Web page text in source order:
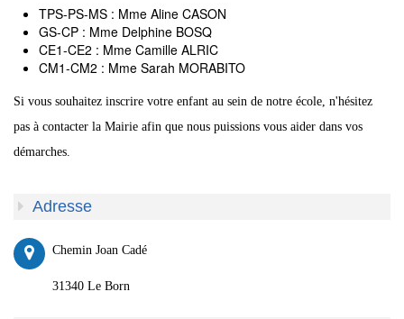
TPS-PS-MS : Mme Aline CASON
GS-CP : Mme Delphine BOSQ
CE1-CE2 : Mme Camille ALRIC
CM1-CM2 : Mme Sarah MORABITO
Si vous souhaitez inscrire votre enfant au sein de notre école, n'hésitez
pas à contacter la Mairie afin que nous puissions vous aider dans vos
démarches.
Adresse
Chemin Joan Cadé
31340 Le Born